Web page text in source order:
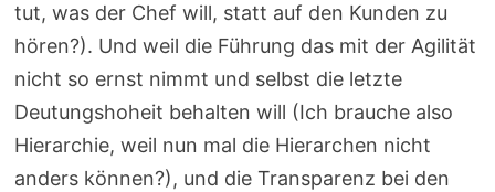
tut, was der Chef will, statt auf den Kunden zu
hören?). Und weil die Führung das mit der Agilität
nicht so ernst nimmt und selbst die letzte
Deutungshoheit behalten will (Ich brauche also
Hierarchie, weil nun mal die Hierarchen nicht
anders können?), und die Transparenz bei den